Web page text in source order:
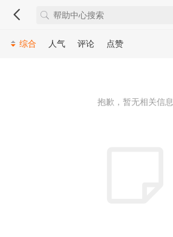
综合 人气 评论 点赞
抱歉，暂无相关信息